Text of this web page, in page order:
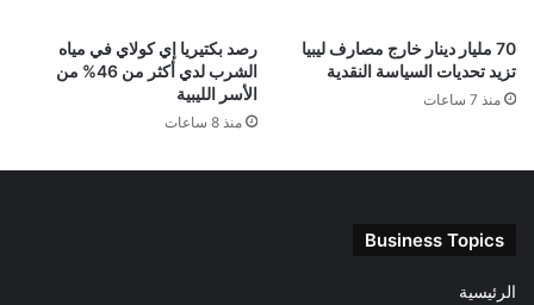
70 مليار دينار خارج مصارف ليبيا
تزيد تحديات السياسة النقدية
منذ 7 ساعات
رصد بكتيريا إي كولاي في مياه
الشرب لدي أكثر من 46% من
الأسر الليبية
منذ 8 ساعات
Business Topics
الرئيسية